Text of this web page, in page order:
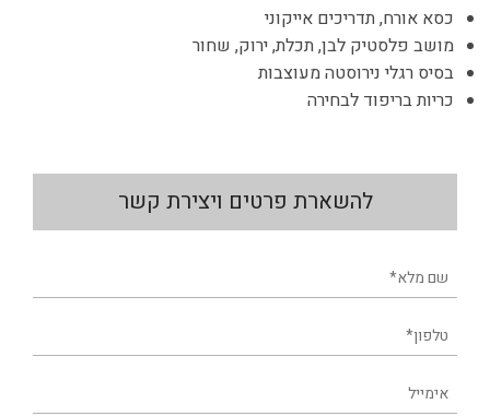
כסא אורח, תדריכים אייקוני
מושב פלסטיק לבן, תכלת, ירוק, שחור
בסיס רגלי נירוסטה מעוצבות
כריות בריפוד לבחירה
להשארת פרטים ויצירת קשר